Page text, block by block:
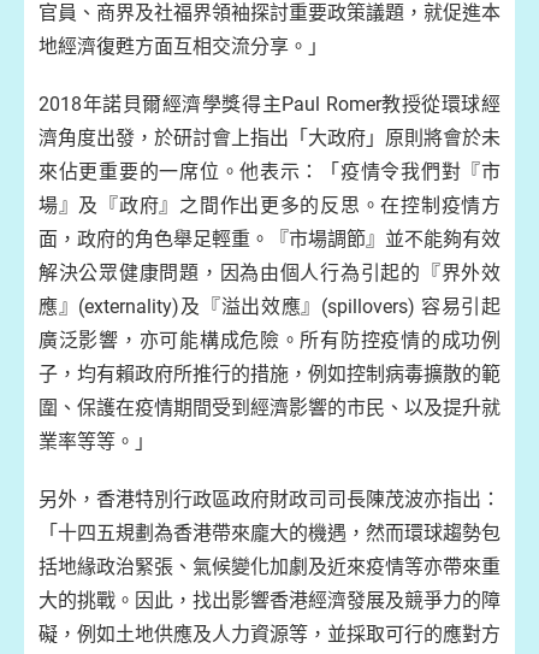
官員、商界及社福界領袖探討重要政策議題，就促進本
地經濟復甦方面互相交流分享。」
2018年諾貝爾經濟學獎得主Paul Romer教授從環球經
濟角度出發，於研討會上指出「大政府」原則將會於未
來佔更重要的一席位。他表示：「疫情令我們對『市
場』及『政府』之間作出更多的反思。在控制疫情方
面，政府的角色舉足輕重。『市場調節』並不能夠有效
解決公眾健康問題，因為由個人行為引起的『界外效
應』(externality)及『溢出效應』(spillovers) 容易引起
廣泛影響，亦可能構成危險。所有防控疫情的成功例
子，均有賴政府所推行的措施，例如控制病毒擴散的範
圍、保護在疫情期間受到經濟影響的市民、以及提升就
業率等等。」
另外，香港特別行政區政府財政司司長陳茂波亦指出：
「十四五規劃為香港帶來龐大的機遇，然而環球趨勢包
括地緣政治緊張、氣候變化加劇及近來疫情等亦帶來重
大的挑戰。因此，找出影響香港經濟發展及競爭力的障
礙，例如土地供應及人力資源等，並採取可行的應對方